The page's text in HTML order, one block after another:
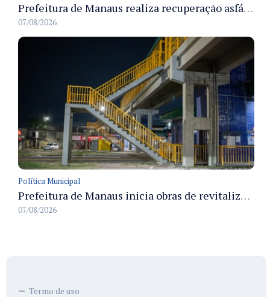
Prefeitura de Manaus realiza recuperação asfáltica na rua Canário do Campo e amplia mobilidade na zona Norte
07/08/2026
Política Municipal
Prefeitura de Manaus inicia obras de revitalização na passarela Max Teixeira para ampliar segurança e mobilidade urbana
07/08/2026
Termo de uso